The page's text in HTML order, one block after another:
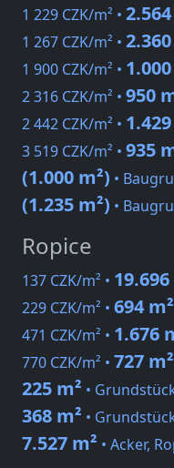
1 229 CZK/m² •
1 267 CZK/m² •
1 900 CZK/m² •
2 316 CZK/m² • 950
2 442 CZK/m² •
3 519 CZK/m² • 935
(1.000 m²) •
(1.235 m²) •
Ropice
137 CZK/m² • 19.696
229 CZK/m² • 694 m²
471 CZK/m² • 1.676
770 CZK/m² • 727 m²
225 m² •
368 m² •
7.527 m² • Acker,